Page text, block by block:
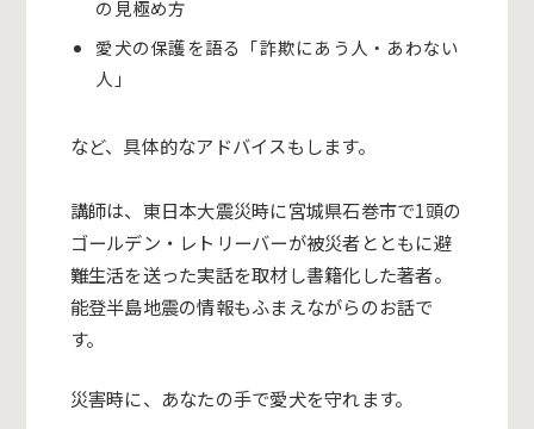
の見極め方
愛犬の保護を語る「詐欺にあう人・あわない
人」
など、具体的なアドバイスもします。
講師は、東日本大震災時に宮城県石巻市で1頭の
ゴールデン・レトリーバーが被災者とともに避
難生活を送った実話を取材し書籍化した著者。
能登半島地震の情報もふまえながらのお話で
す。
災害時に、あなたの手で愛犬を守れます。